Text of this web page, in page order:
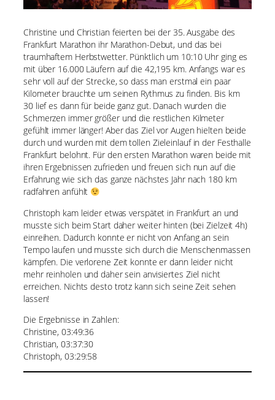
Christine und Christian feierten bei der 35. Ausgabe des
Frankfurt Marathon ihr Marathon-Debut, und das bei
traumhaftem Herbstwetter. Pünktlich um 10:10 Uhr ging es
mit über 16.000 Läufern auf die 42,195 km. Anfangs war es
sehr voll auf der Strecke, so dass man erstmal ein paar
Kilometer brauchte um seinen Rythmus zu finden. Bis km
30 lief es dann für beide ganz gut. Danach wurden die
Schmerzen immer größer und die restlichen Kilmeter
gefühlt immer länger! Aber das Ziel vor Augen hielten beide
durch und wurden mit dem tollen Zieleinlauf in der Festhalle
Frankfurt belohnt. Für den ersten Marathon waren beide mit
ihren Ergebnissen zufrieden und freuen sich nun auf die
Erfahrung wie sich das ganze nächstes Jahr nach 180 km
radfahren anfühlt
Christoph kam leider etwas verspätet in Frankfurt an und
musste sich beim Start daher weiter hinten (bei Zielzeit 4h)
einreihen. Dadurch konnte er nicht von Anfang an sein
Tempo laufen und musste sich durch die Menschenmassen
kämpfen. Die verlorene Zeit konnte er dann leider nicht
mehr reinholen und daher sein anvisiertes Ziel nicht
erreichen. Nichts desto trotz kann sich seine Zeit sehen
lassen!
Die Ergebnisse in Zahlen:
Christine, 03:49:36
Christian, 03:37:30
Christoph, 03:29:58